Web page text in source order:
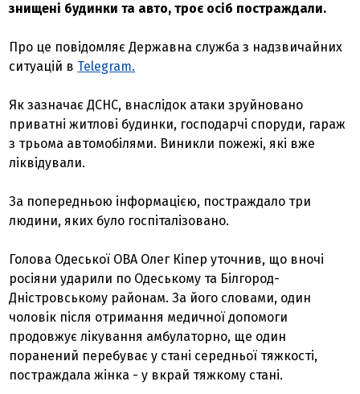
знищені будинки та авто, троє осіб постраждали.
Про це повідомляє Державна служба з надзвичайних
ситуацій в Telegram.
Як зазначає ДСНС, внаслідок атаки зруйновано
приватні житлові будинки, господарчі споруди, гараж
з трьома автомобілями. Виникли пожежі, які вже
ліквідували.
За попередньою інформацією, постраждало три
людини, яких було госпіталізовано.
Голова Одеської ОВА Олег Кіпер уточнив, що вночі
росіяни ударили по Одеському та Білгород-
Дністровському районам. За його словами, один
чоловік після отримання медичної допомоги
продовжує лікування амбулаторно, ще один
поранений перебуває у стані середньої тяжкості,
постраждала жінка - у вкрай тяжкому стані.